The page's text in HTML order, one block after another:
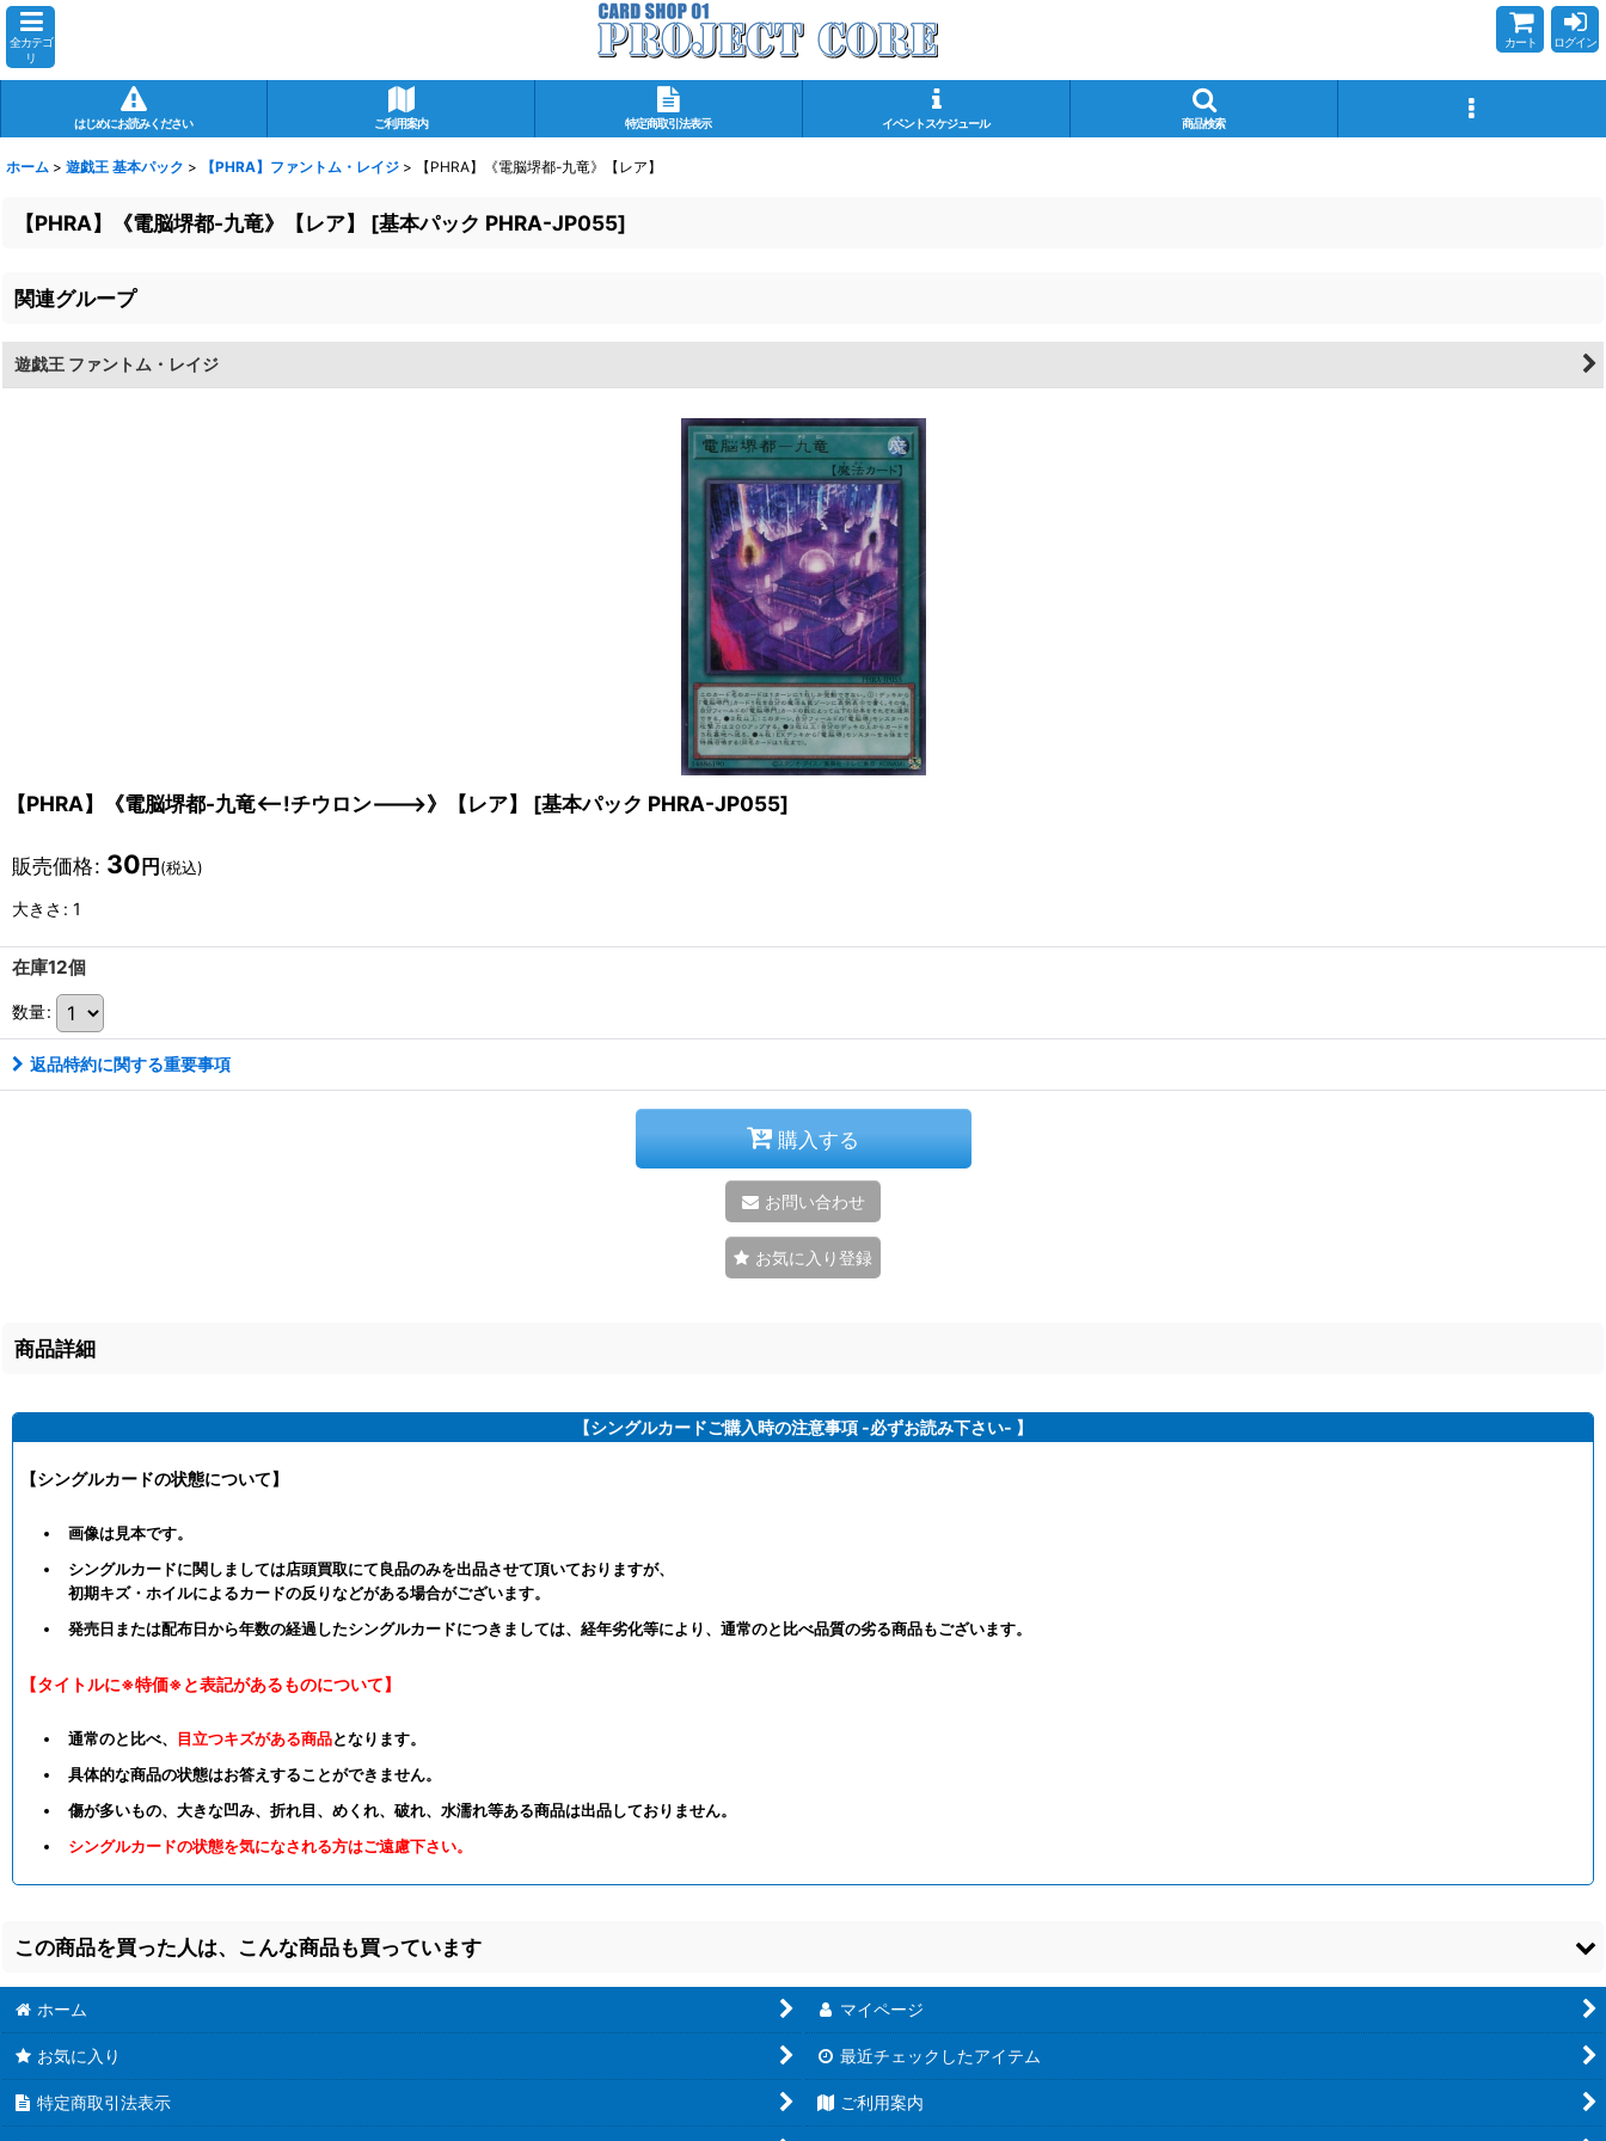
全カテゴ
リ
カート ログイン
はじめにお読みください ご利用案内 特定商取引法表示 イベントスケジュール 商品検索
ホーム > 遊戯王 基本パック > 【PHRA】ファントム・レイジ > 【PHRA】《電脳堺都-九竜》【レア】
【PHRA】《電脳堺都-九竜》【レア】 [基本パック PHRA-JP055]
関連グループ
遊戯王 ファントム・レイジ
【PHRA】《電脳堺都-九竜<--!チウロン--->》【レア】 [基本パック PHRA-JP055]
販売価格: 30 円 (税込)
大きさ : 1
在庫12個
数量:
返品特約に関する重要事項
購入する
お問い合わせ
お気に入り登録
商品詳細
【シングルカードご購入時の注意事項 -必ずお読み下さい- 】
【シングルカードの状態について】
画像は見本です。
シングルカードに関しましては店頭買取にて良品のみを出品させて頂いておりますが、
初期キズ・ホイルによるカードの反りなどがある場合がございます。
発売日または配布日から年数の経過したシングルカードにつきましては、経年劣化等により、通常のと比べ品質の劣る商品もございます。
【タイトルに※特価※と表記があるものについて】
通常のと比べ、 目立つキズがある商品となります。
具体的な商品の状態はお答えすることができません。
傷が多いもの、大きな凹み、折れ目、めくれ、破れ、水濡れ等ある商品は出品しておりません。
シングルカードの状態を気になされる方はご遠慮下さい。
この商品を買った人は、こんな商品も買っています
ホーム マイページ
お気に入り 最近チェックしたアイテム
特定商取引法表示 ご利用案内